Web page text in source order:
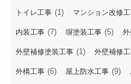
トイレ工事 (1) マンション改修
内装工事 (7) 塀塗装工事 (5)
外壁補修塗装工事 (1) 外壁補修
外構工事 (6) 屋上防水工事 (9)